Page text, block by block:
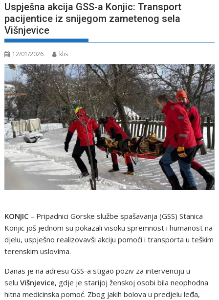
Uspješna akcija GSS-a Konjic: Transport
pacijentice iz snijegom zametenog sela
Višnjevice
12/01/2026 klis
KONJIC – Pripadnici Gorske službe spašavanja (GSS) Stanica
Konjic još jednom su pokazali visoku spremnost i humanost na
djelu, uspješno realizovavši akciju pomoći i transporta u teškim
terenskim uslovima.
Danas je na adresu GSS-a stigao poziv za intervenciju u
seluVišnjevice, gdje je starijoj ženskoj osobi bila neophodna
hitna medicinska pomoć. Zbog jakih bolova u predjelu leđa,